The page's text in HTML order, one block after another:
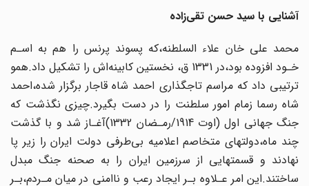
آشنایی با سید حسن تقی‌زاده
محمد علی خان علاء السلطنه،که پسوند پرنس را ‌‌هم‌ به اسـم
خـود افزوده بود،در 1331 ق، نخستین کابینه‌اش را تشکیل داد.همو‌
ترتیبی‌ داد‌ که مراسم تاجگذاری احمد شاه قاجار برگزار شده،احمد
شاه رسما زمام امور سلطنت را‌ در دست بگیرد.چیزی نگذشت که
جنگ جهانی اول‌ (اوت 1914/رمـضان 1332‌)آغـاز شد و با گذشت‌
چند‌ ماه،دولتهای متخاصم اعلامیه‌ بی‌طرفی دولت ایران را زیر پا
نهادند و قسمتهایی از سرزمین ایران را به صحنه جنگ مبدل‌
ساختند.این امر عـلاوه بـر ایجاد رعب و ناامنی در میان مـردم‌،بـر